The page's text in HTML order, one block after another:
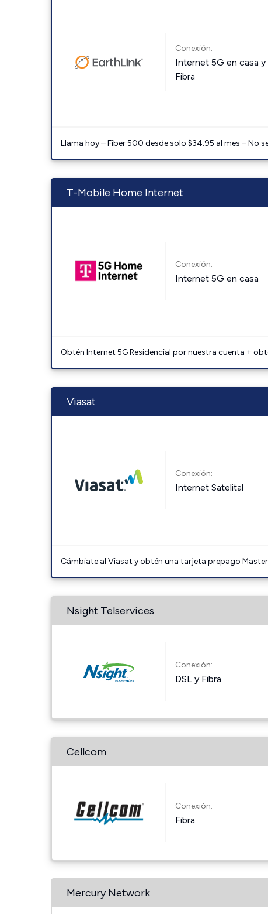
Conexión:
Internet 5G en casa y
Fibra
Llama hoy – Fiber 500 desde solo $34.95 al mes –
T-Mobile Home Internet
Conexión:
Internet 5G en casa
Obtén Internet 5G Residencial por nuestra cuenta +
Viasat
Conexión:
Internet Satelital
Cámbiate al Viasat y obtén una tarjeta prepago
Nsight Telservices
Conexión:
DSL y Fibra
Cellcom
Conexión:
Fibra
Mercury Network